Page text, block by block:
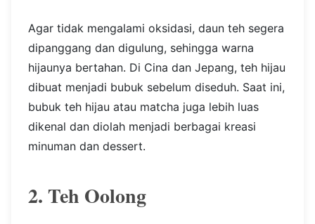
Agar tidak mengalami oksidasi, daun teh segera
dipanggang dan digulung, sehingga warna
hijaunya bertahan. Di Cina dan Jepang, teh hijau
dibuat menjadi bubuk sebelum diseduh. Saat ini,
bubuk teh hijau atau matcha juga lebih luas
dikenal dan diolah menjadi berbagai kreasi
minuman dan dessert.
2. Teh Oolong